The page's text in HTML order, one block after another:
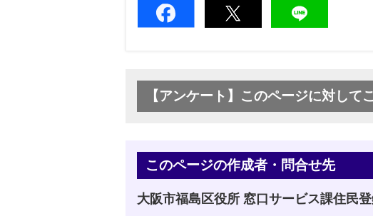
【アンケート】このページに対して
このページの作成者・問合せ先
大阪市福島区役所 窓口サービス課住民